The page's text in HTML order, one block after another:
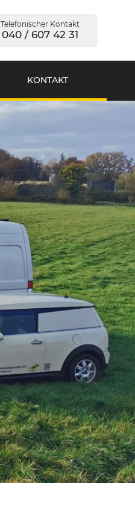
Telefonischer Kontakt
040 / 607 42 31
KONTAKT